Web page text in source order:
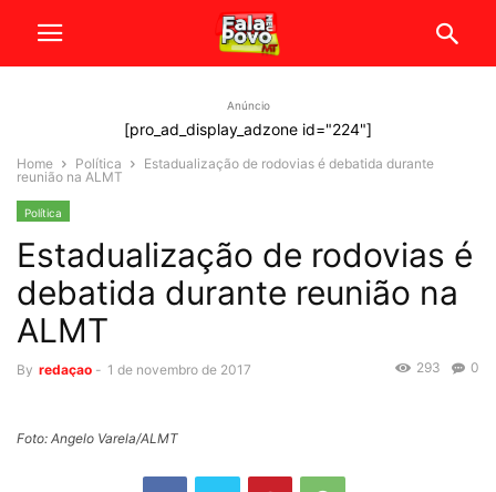
Anúncio
[pro_ad_display_adzone id="224"]
Home Política
Estadualização de rodovias é debatida durante
reunião na ALMT
Política
Estadualização de rodovias é
debatida durante reunião na
ALMT
By redaçao - 1 de novembro de 2017 0
293
Foto: Angelo Varela/ALMT